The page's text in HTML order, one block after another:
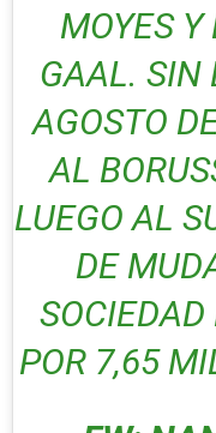
MOYES
GAAL. SIN
AGOSTO
AL
LUEGO AL
DE
POR 7,65